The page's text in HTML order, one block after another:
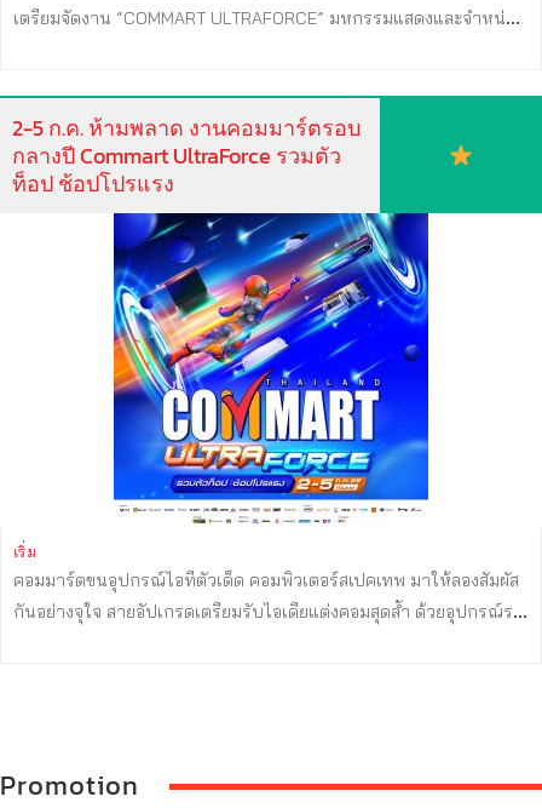
เตรียมจัดงาน “COMMART ULTRAFORCE” มหกรรมแสดงและจำหน่าย
สุดล้ำ ด้วยอุปกรณ์ระดับไฮเอนด์ที่ยกให้เป็น The Best ทั้งคอมบ้าน และ
เครื่องที่ใช้งานระดับองค์กร ทดลองเล่นก่อนตัดสินใจซื้อ ครบทั้ง
Notebook AI, AI PC, Gaming PC, Smart Device, อุปกรณ์ DIY PC, จอ
จนถึงองค์กรธุรกิจที่กำลังปรับตัวเข้าสู่ยุค AI อย่างเต็มรูปแบบ ภายใน
งานเดียว พร้อมโปรโมชันสุดคุ้ม ราคาพิเศษเฉพาะภายในงานระหว่าง
วันที่ 2 – 5 กรกฎาคม 2569 ณ Hall 98 – 99 ศูนย์นิทรรศการและการ
ประชุมไบเทค บางนา เข้างานฟรี ไม่มีค่าใช้จ่าย นายบุญเลิศ นราไท
ประธานเจ้าหน้าที่บริหาร บริษัท เออาร์ไอพี จำกัด (มหาชน) กล่าวว่า
“ปัจจุบันอุตสาหกรรมไอทีกำลังก้าวเข้าสู่ยุคของ AI Computing อย่าง
เต็มรูปแบบ โดยเฉพาะเทรนด์ Local AI หรือการประมวลผล AI บน
อุปกรณ์โดยตรง ซึ่งกำลังได้รับความสนใจเพิ่มขึ้นอย่างต่อเนื่อง เนื่องจาก
ช่วยลดค่าใช้จ่ายในการใช้บริการ Cloud เพิ่มความปลอดภัยของข้อมูล
และตอบโจทย์การใช้งานของทั้งบุคคลและองค์กร ส่งผลให้ผู้ผลิต
คอมพิวเตอร์และโน้ตบุ๊กหลายแบรนด์เร่งพัฒนาสินค้ารุ่นใหม่ที่รองรับ
การประมวลผล AI มากขึ้น ขณะที่สินค้ารุ่นก่อนหน้ามีการปรับราคาเพื่อ
ระบายสต็อก ถือเป็นช่วงเวลาที่เหมาะสำหรับผู้บริโภคที่ต้องการอัปเกรด
2-5 ก.ค. ห้ามพลาด งานคอมมาร์ตรอบ
กลางปี Commart UltraForce รวมตัว
ท็อป ช้อปโปรแรง
เริ่ม
คอมมาร์ตขนอุปกรณ์ไอทีตัวเด็ด คอมพิวเตอร์สเปคเทพ มาให้ลองสัมผัส
กันอย่างจุใจ สายอัปเกรดเตรียมรับไอเดียแต่งคอมสุดล้ำ ด้วยอุปกรณ์ระ
ทั้ง 4 วัน “COMMART ULTRAFORCE” ได้รับความร่วมมือจาก
Promotion